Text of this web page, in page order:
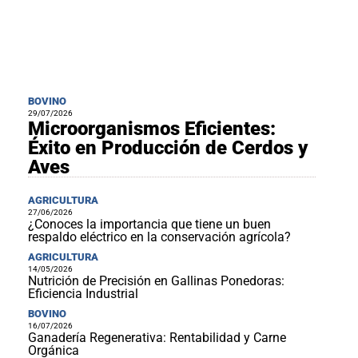
BOVINO
29/07/2026
Microorganismos Eficientes:
Éxito en Producción de Cerdos y
Aves
AGRICULTURA
27/06/2026
¿Conoces la importancia que tiene un buen
respaldo eléctrico en la conservación agrícola?
AGRICULTURA
14/05/2026
Nutrición de Precisión en Gallinas Ponedoras:
Eficiencia Industrial
BOVINO
16/07/2026
Ganadería Regenerativa: Rentabilidad y Carne
Orgánica